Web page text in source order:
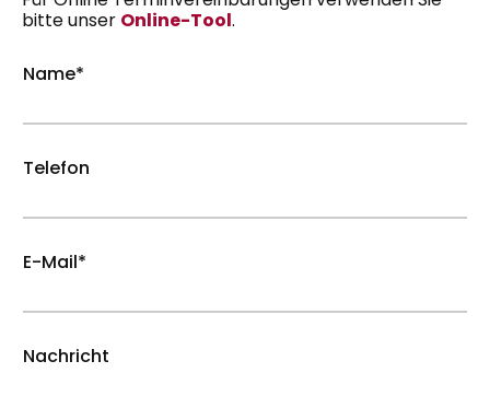
bitte unser Online-Tool.
Name*
Telefon
E-Mail*
Nachricht